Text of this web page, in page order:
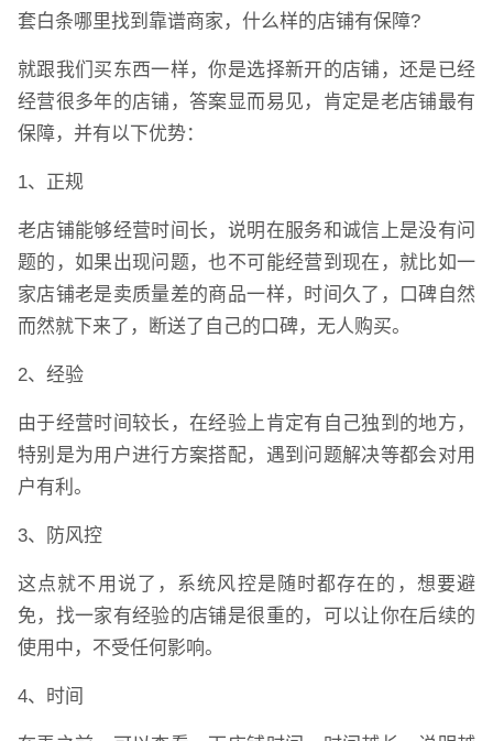
套白条哪里找到靠谱商家，什么样的店铺有保障?
就跟我们买东西一样，你是选择新开的店铺，还是已经
经营很多年的店铺，答案显而易见，肯定是老店铺最有
保障，并有以下优势：
1、正规
老店铺能够经营时间长，说明在服务和诚信上是没有问
题的，如果出现问题，也不可能经营到现在，就比如一
家店铺老是卖质量差的商品一样，时间久了，口碑自然
而然就下来了，断送了自己的口碑，无人购买。
2、经验
由于经营时间较长，在经验上肯定有自己独到的地方，
特别是为用户进行方案搭配，遇到问题解决等都会对用
户有利。
3、防风控
这点就不用说了，系统风控是随时都存在的，想要避
免，找一家有经验的店铺是很重的，可以让你在后续的
使用中，不受任何影响。
4、时间